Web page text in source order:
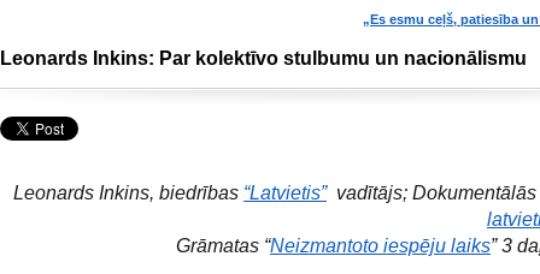
„Es esmu ceļš, patiesība
Leonards Inkins: Par kolektīvo stulbumu un nacionālismu
Leonards Inkins, biedrības “Latvietis”vadītājs;
Grāmatas “Neizmantoto iespēju laiks” 3